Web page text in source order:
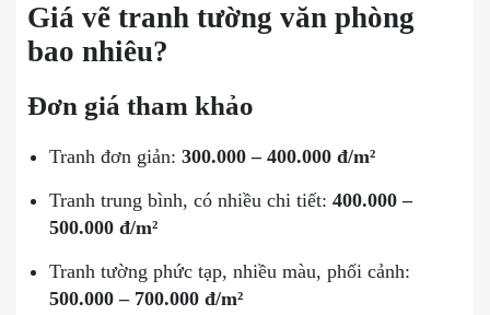
Giá vẽ tranh tường văn phòng
bao nhiêu?
Đơn giá tham khảo
Tranh đơn giản: 300.000 – 400.000 đ/m²
Tranh trung bình, có nhiều chi tiết: 400.000 –
500.000 đ/m²
Tranh tường phức tạp, nhiều màu, phối cảnh:
500.000 – 700.000 đ/m²